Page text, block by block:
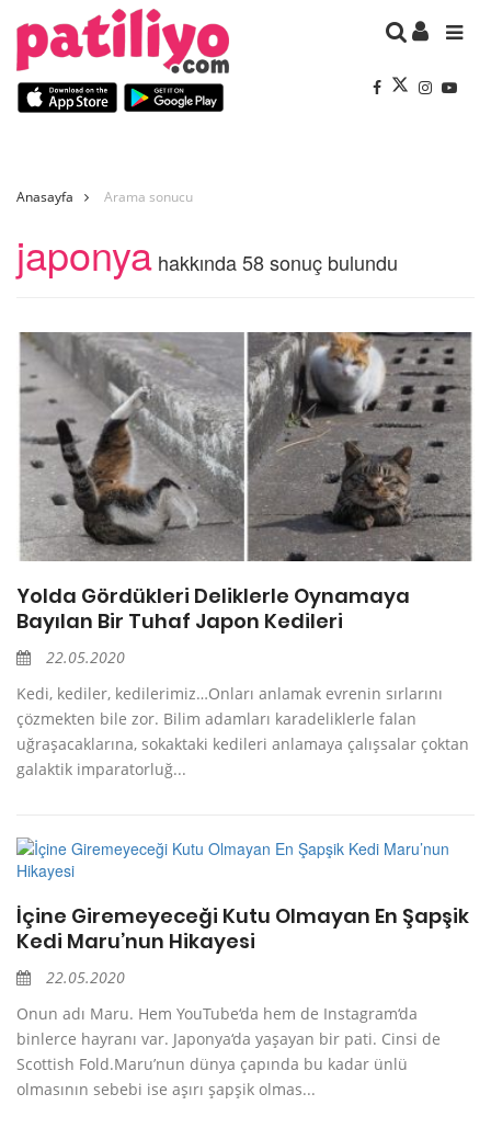
Anasayfa Arama sonucu
japonya hakkında 58 sonuç bulundu
Yolda Gördükleri Deliklerle Oynamaya
Bayılan Bir Tuhaf Japon Kedileri
22.05.2020
Kedi, kediler, kedilerimiz…Onları anlamak evrenin sırlarını
çözmekten bile zor. Bilim adamları karadeliklerle falan
uğraşacaklarına, sokaktaki kedileri anlamaya çalışsalar çoktan
galaktik imparatorluğ...
İçine Giremeyeceği Kutu Olmayan En Şapşik
Kedi Maru’nun Hikayesi
22.05.2020
Onun adı Maru. Hem YouTube‘da hem de Instagram‘da
binlerce hayranı var. Japonya‘da yaşayan bir pati. Cinsi de
Scottish Fold.Maru’nun dünya çapında bu kadar ünlü
olmasının sebebi ise aşırı şapşik olmas...